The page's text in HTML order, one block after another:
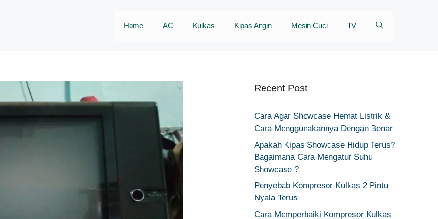
Home AC Kulkas Kipas Angin Mesin Cuci TV
Recent Post
Cara Agar Showcase Hemat Listrik &
Cara Menggunakannya Dengan Benar
Apakah Kipas Showcase Hidup Terus?
Bagaimana Cara Mengatur Suhu
Showcase ?
Penyebab Kompresor Kulkas 2 Pintu
Nyala Terus
Cara Memperbaiki Kompresor Kulkas